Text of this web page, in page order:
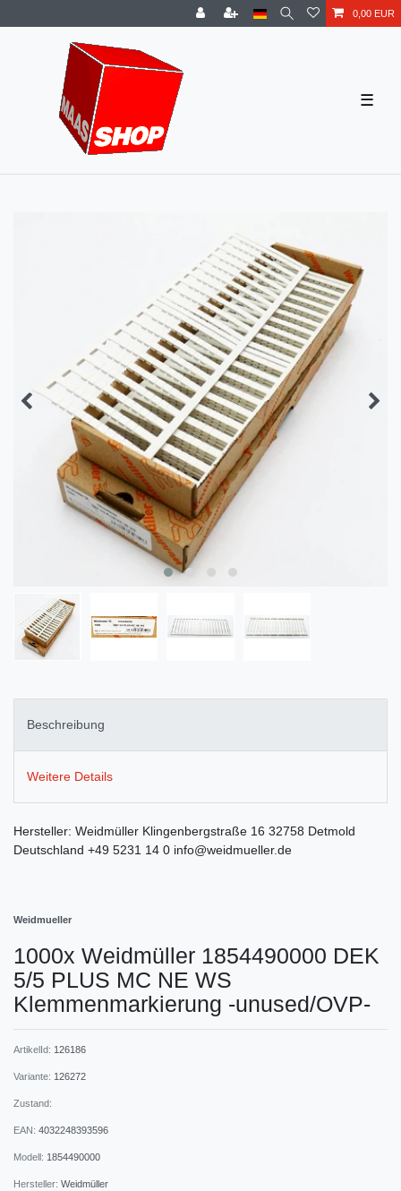
0,00 EUR
☰
Beschreibung
Weitere Details
Hersteller: Weidmüller Klingenbergstraße 16 32758 Detmold
Deutschland +49 5231 14 0 info@weidmueller.de
Weidmueller
1000x Weidmüller 1854490000 DEK
5/5 PLUS MC NE WS
Klemmenmarkierung -unused/OVP-
ArtikelId: 126186
Variante: 126272
Zustand:
EAN: 4032248393596
Modell: 1854490000
Hersteller: Weidmüller